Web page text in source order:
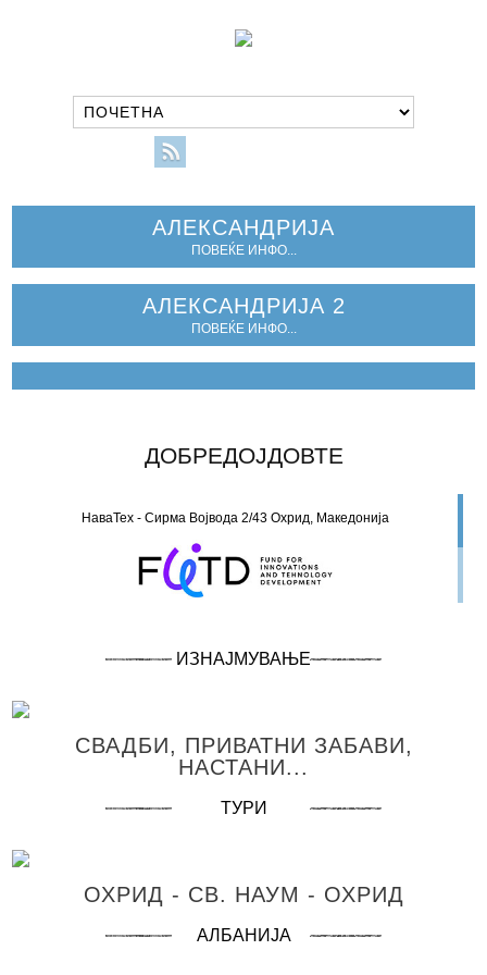
АЛЕКСАНДРИЈА
ПОВЕЌЕ ИНФО...
АЛЕКСАНДРИЈА 2
ПОВЕЌЕ ИНФО...
ДОБРЕДОЈДОВТЕ
НаваТех - Сирма Војвода 2/43 Охрид, Македонија
ИЗНАЈМУВАЊЕ
СВАДБИ, ПРИВАТНИ ЗАБАВИ,
НАСТАНИ...
ТУРИ
ОХРИД - СВ. НАУМ - ОХРИД
АЛБАНИЈА